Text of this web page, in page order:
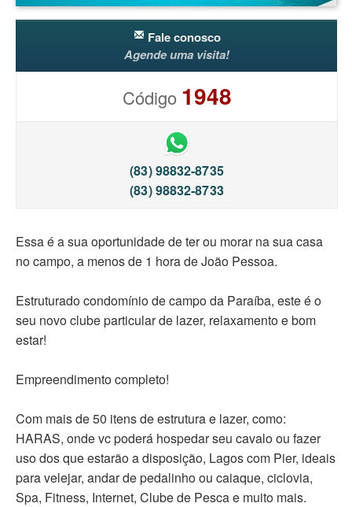
Fale conosco
Agende uma visita!
Código 1948
(83) 98832-8735
(83) 98832-8733
Essa é a sua oportunidade de ter ou morar na sua casa
no campo, a menos de 1 hora de João Pessoa.
Estruturado condomínio de campo da Paraíba, este é o
seu novo clube particular de lazer, relaxamento e bom
estar!
Empreendimento completo!
Com mais de 50 itens de estrutura e lazer, como:
HARAS, onde vc poderá hospedar seu cavalo ou fazer
uso dos que estarão a disposição, Lagos com Pier, ideais
para velejar, andar de pedalinho ou caiaque, ciclovia,
Spa, Fitness, Internet, Clube de Pesca e muito mais.